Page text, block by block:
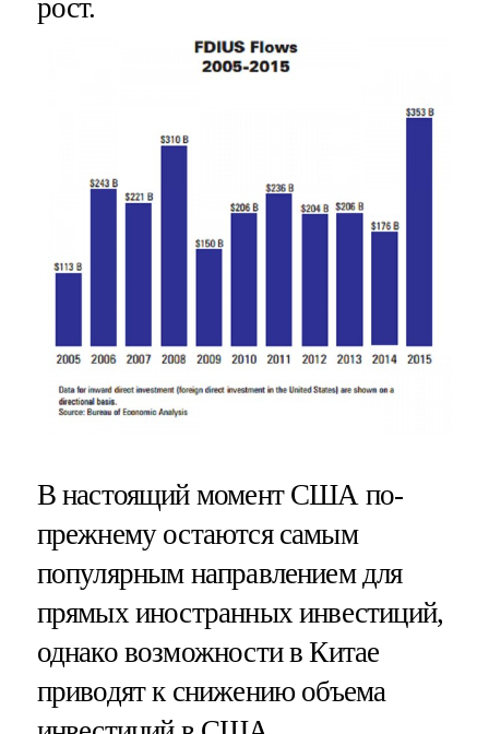
рост.
В настоящий момент США по-
прежнему остаются самым
популярным направлением для
прямых иностранных инвестиций,
однако возможности в Китае
приводят к снижению объема